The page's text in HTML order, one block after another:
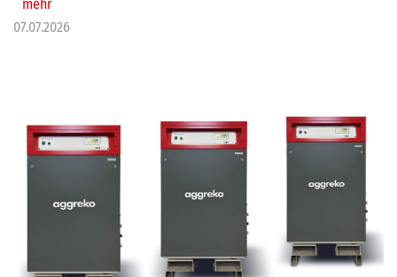
mehr
07.07.2026